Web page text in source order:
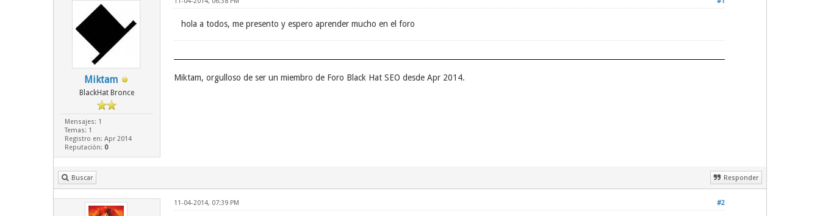
Miktam
BlackHat Bronce
Mensajes: 1
Temas: 1
Registro en: Apr 2014
Reputación: 0
hola a todos, me presento y espero aprender mucho en el foro
Miktam, orgulloso de ser un miembro de Foro Black Hat SEO desde Apr 2014.
Buscar Responder
#2
11-04-2014, 07:39 PM